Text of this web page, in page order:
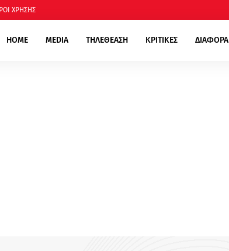
ΧΡΗΣΗΣ
HOME MEDIA ΤΗΛΕΘΕΑΣΗ ΚΡΙΤΙΚΕΣ ΔΙΑΦΟΡΑ